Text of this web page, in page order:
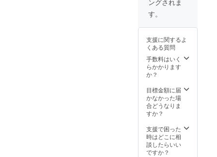
ワーク
念に作
シャツ
とトー
トバッ
グ。 ※
写真は
ジで
す。
豚舎や
を横切
に亀裂
が入
り、加
工場は
使えな
で、豚
舎もな
んとか
人力で
をして
豚をそ
だてて
いる状
【暮ら
トワー
グッ
ズ】 大
阪・箕
面にあ
る社会
所「あ
おぞ
ら」で
焙煎さ
コー
ヒー
豆。 地
域の中
ングされま
す。
支援に関するよ
くある質問
手数料はいく
らかかります
か？
目標金額に届
かなかった場
合どうなりま
すか？
支援で困った
時はどこに相
談したらいい
ですか？